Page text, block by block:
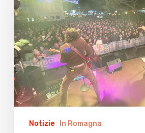
alle
22
anche
a
Natale
e
Capodanno!
Notizie In Romagna